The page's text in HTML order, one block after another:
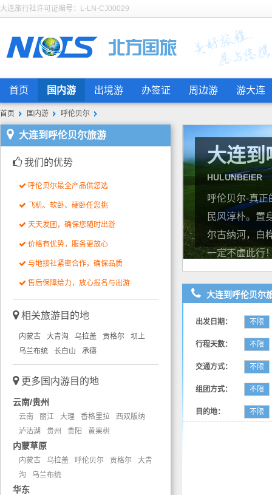
大连旅行社许可证编号：L-LN-CJ00029
首页 国内游 出境游 办签证 周边游 游大连
首页 国内游 呼伦贝尔
大连到呼伦贝尔旅游
我们的优势
呼伦贝尔最全产品供您选
飞机、软卧、硬卧任您挑
天天发团，确保您随时出游
价格有优势，服务更放心
与地接社紧密合作，确保品质
售后保障给力，放心报名与出游
相关旅游目的地
内蒙古 大青沟 乌拉盖 贡格尔
坝上
乌兰布统
长白山 承德
更多国内游目的地
云南/贵州
云南 丽江 大理 香格里拉
西双版纳
泸沽湖
贵州 贵阳 黄果树
内蒙草原
内蒙古 乌拉盖 呼伦贝尔 贡格尔
大青
沟
乌兰布统
华东
大连到
HULUNBEIER
呼伦贝尔-真
民风淳朴。置
尔古纳河，白
一定不虚此行
大连到呼伦贝尔
出发日期： 不限
行程天数： 不限
交通方式： 不限
组团方式： 不限
目的地： 不限